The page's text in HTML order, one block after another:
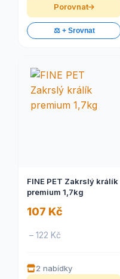
Porovnat
⚖️ + Srovnat
FINE PET Zakrslý králík
premium 1,7kg
107 Kč
– 122 Kč
2 nabídky